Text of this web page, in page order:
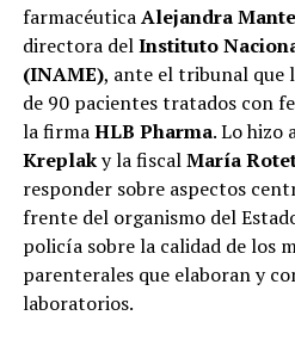
buena sintonía. “Todo se va
calendario, pero la discusión
provincia”, plantearon ante
La fragmentación que
beneficiar los cálculos
Casa Rosada, que descuenta
presa e impedida para
sería queel candidato sea el
Aires, Axel Kicillof. “Lo
antípodas del modelo que
farmacéuticaAlejandra
directora delInstituto
(INAME), ante el tribunal que
de 90 pacientes tratados con
la firmaHLB Pharma. Lo hizo
Kreplaky la fiscalMaría
responder sobre aspectos
frente del organismo del
policía sobre la calidad de los
parenterales que elaboran y
laboratorios.